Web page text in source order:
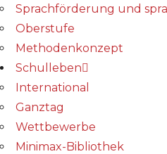
Sprachförderung und
Oberstufe
Methodenkonzept
Schulleben
International
Ganztag
Wettbewerbe
Minimax-Bibliothek​